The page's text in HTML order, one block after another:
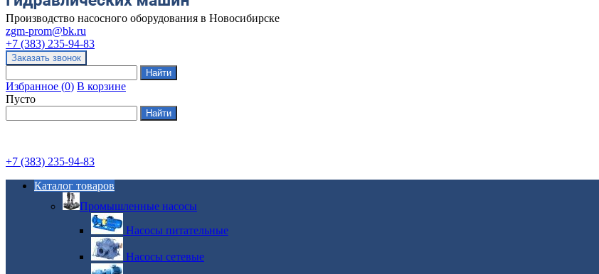
Производство насосного оборудования в Новосибирске
zgm-prom@bk.ru
+7 (383) 235-94-83
Избранное (0) В корзине
Пусто
+7 (383) 235-94-83
Каталог товаров
Промышленные насосы
Насосы питательные
Насосы сетевые